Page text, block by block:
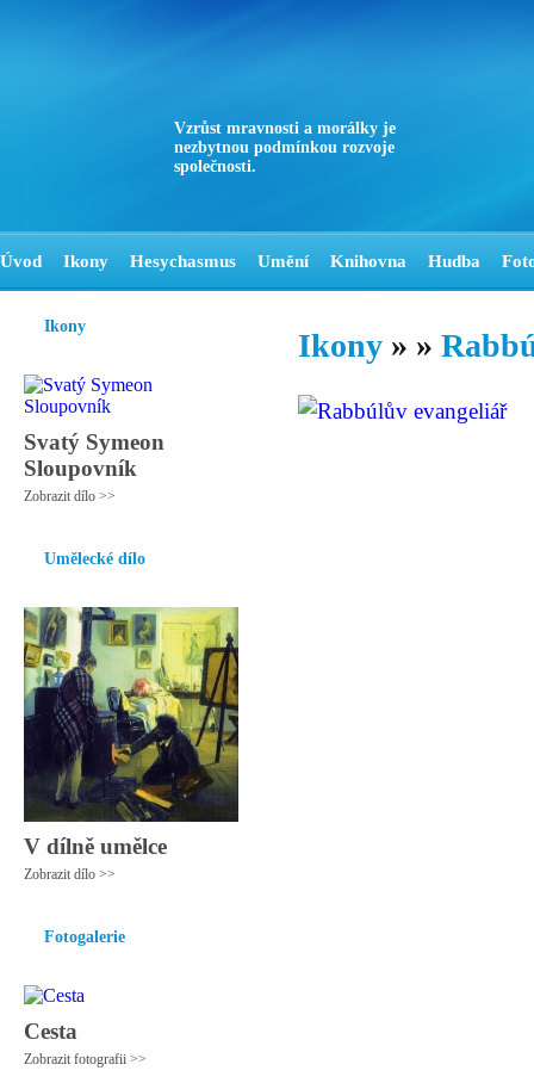
Vzrůst mravnosti a morálky je
nezbytnou podmínkou rozvoje
společnosti.
Úvod Ikony Hesychasmus Umění Knihovna Hudba
Ikony
Svatý Symeon
Sloupovník
Zobrazit dílo >>
Umělecké dílo
V dílně umělce
Zobrazit dílo >>
Fotogalerie
Cesta
Zobrazit fotografii >>
Ikony » »